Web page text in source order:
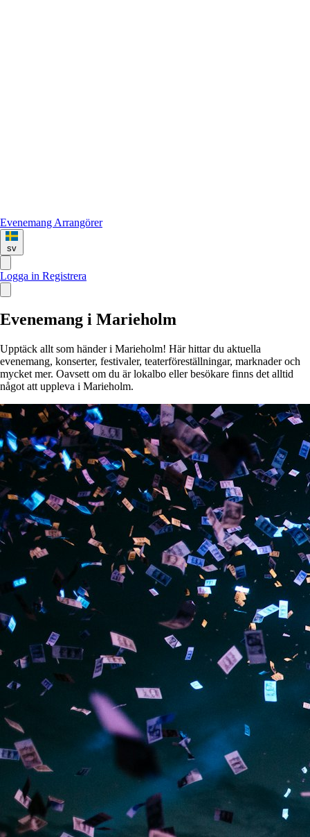
Evenemang Arrangörer
sv
Logga in Registrera
Evenemang i Marieholm
Upptäck allt som händer i Marieholm! Här hittar du aktuella
evenemang, konserter, festivaler, teaterföreställningar, marknader och
mycket mer. Oavsett om du är lokalbo eller besökare finns det alltid
något att uppleva i Marieholm.